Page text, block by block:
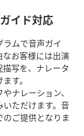
イド対応
ムで音声ガイ
なお客様には出演
写を、ナレータ
す。
ナレーション、
ただけます。音
ご提供となりま